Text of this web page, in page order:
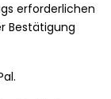
erforderlichen
Bestätigung